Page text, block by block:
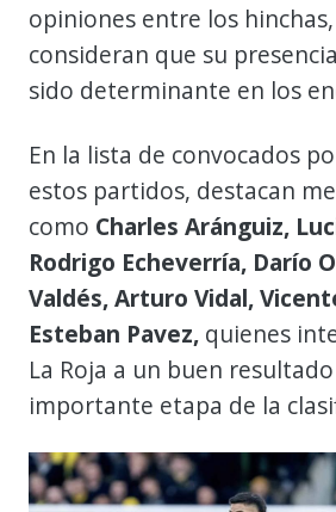
opiniones entre los
consideran que su
sido determinante en los
En la lista de convocados
estos partidos, destacan
como Charles Aránguiz,
Rodrigo Echeverría, Darío
Valdés, Arturo Vidal,
Esteban Pavez, quienes
La Roja a un buen
importante etapa de la